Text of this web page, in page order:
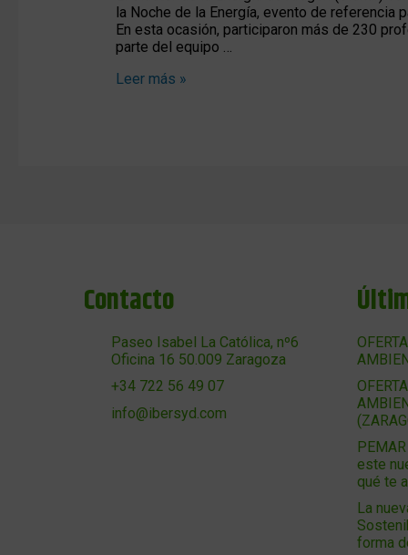
la Noche de la Energía, evento de referencia
En esta ocasión, participaron más de 230
parte del equipo …
Leer más »
Contacto
Paseo Isabel La Católica, nº6
Oficina 16 50.009 Zaragoza
+34 722 56 49 07
info@ibersyd.com
este
qué te
La
forma